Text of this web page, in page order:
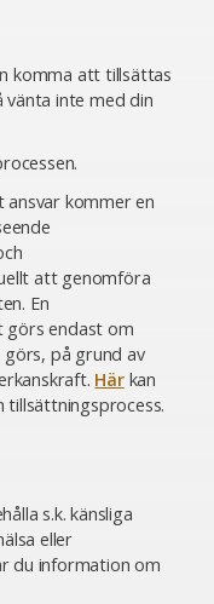
komma att tillsättas
vänta inte med din
kommer en
att genomföra
En
görs endast om
på grund av
Härkan
tillsättningsprocess.
s.k. känsliga
eller
du information om